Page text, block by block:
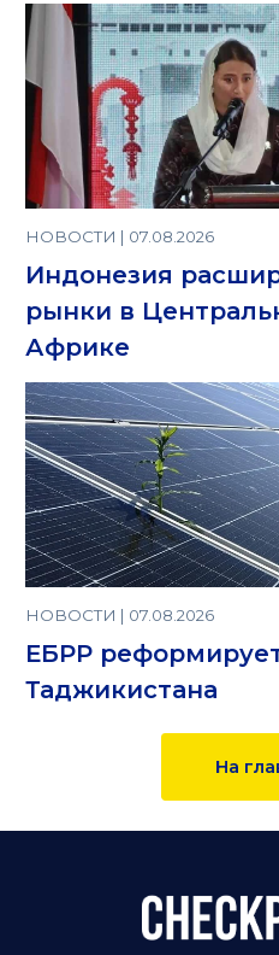
НОВОСТИ | 07.08.2026
Индонезия
рынки в
Африке
НОВОСТИ | 07.08.2026
ЕБРР
Таджикистана
На